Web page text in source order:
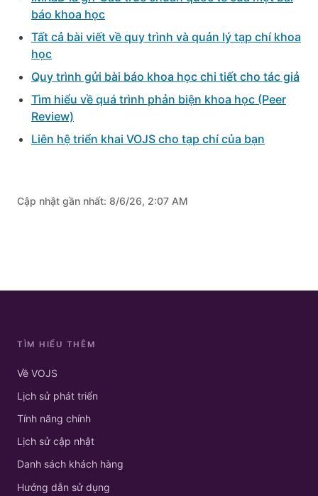
báo khoa học
Tất cả bài viết về quy trình và quản lý tạp chí khoa
học
Quy trình gửi bài báo khoa học chi tiết cho tác giả
Tìm hiểu về quá trình phản biện khoa học (Peer
Review)
Liên hệ triển khai VOJS cho tạp chí của bạn
Cập nhật gần nhất: 8/6/26, 2:07 AM
TÌM HIỂU THÊM
Về VOJS
Lịch sử phát triển
Tính năng chính
Lịch sử cập nhật
Danh sách khách hàng
Hướng dẫn sử dụng